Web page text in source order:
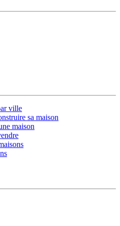
ville
sa maison
maison